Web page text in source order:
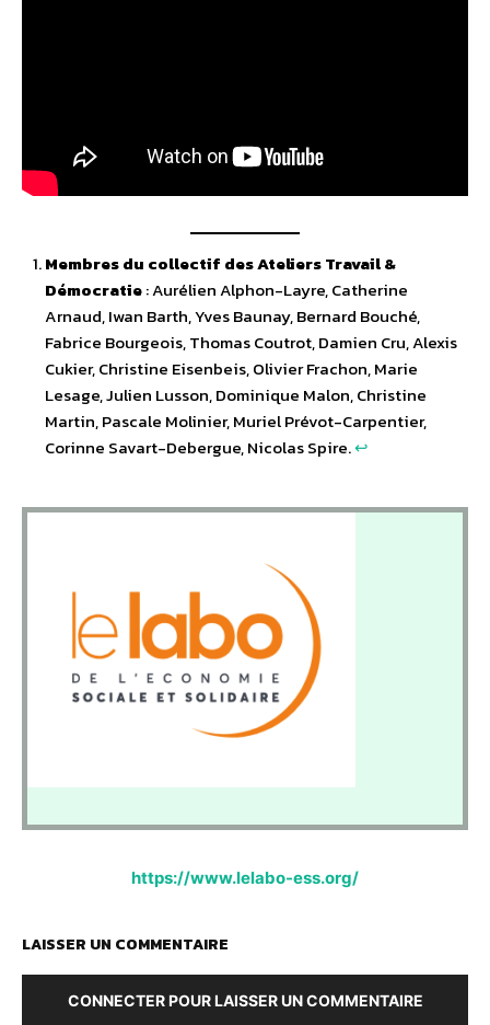
Membres du collectif des Ateliers Travail &
Démocratie: Aurélien Alphon-Layre, Catherine
Arnaud, Iwan Barth, Yves Baunay, Bernard Bouché,
Fabrice Bourgeois, Thomas Coutrot, Damien Cru, Alexis
Cukier, Christine Eisenbeis, Olivier Frachon, Marie
Lesage, Julien Lusson, Dominique Malon, Christine
Martin, Pascale Molinier, Muriel Prévot-Carpentier,
Corinne Savart-Debergue, Nicolas Spire.↩︎
https://www.lelabo-ess.org/
LAISSER UN COMMENTAIRE
CONNECTER POUR LAISSER UN COMMENTAIRE